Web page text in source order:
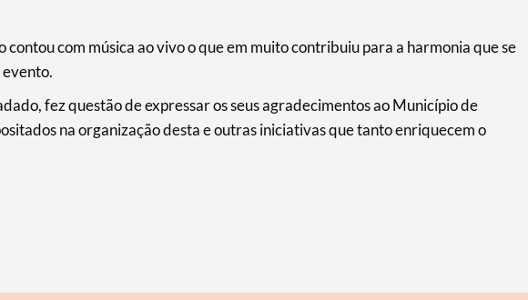
contou com música ao vivo o que em muito contribuiu para a harmonia que se
fez questão de expressar os seus agradecimentos ao Município de
na organização desta e outras iniciativas que tanto enriquecem o